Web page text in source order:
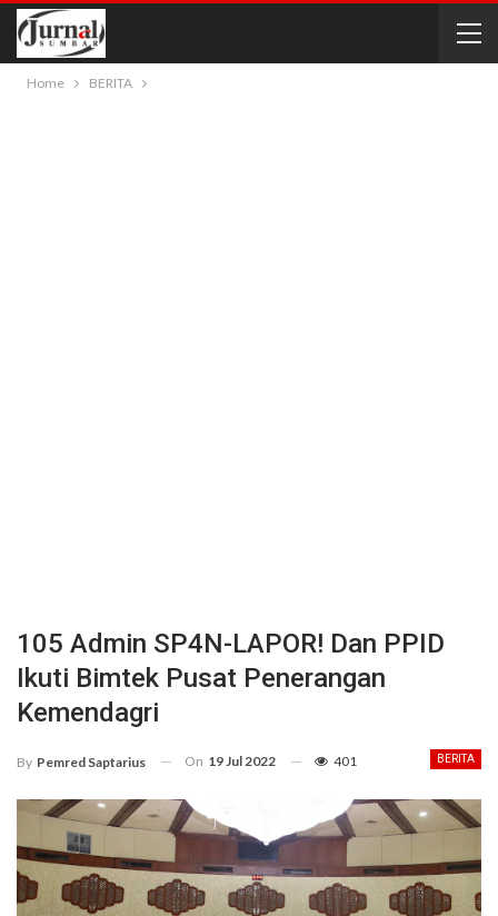
Home BERITA
105 Admin SP4N-LAPOR! Dan PPID
Ikuti Bimtek Pusat Penerangan
Kemendagri
BERITA
By Pemred Saptarius On 19 Jul 2022 401